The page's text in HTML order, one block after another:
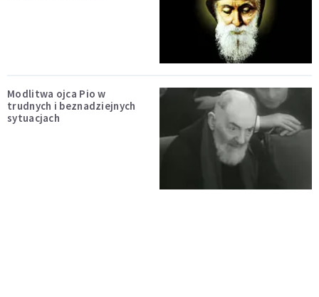
Modlitwa ojca Pio w
trudnych i beznadziejnych
sytuacjach